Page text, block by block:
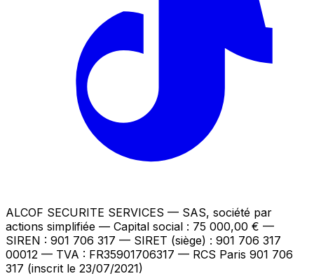
ALCOF SECURITE SERVICES — SAS, société par
actions simplifiée — Capital social : 75 000,00 € —
SIREN : 901 706 317 — SIRET (siège) : 901 706 317
00012 — TVA : FR35901706317 — RCS Paris 901 706
317 (inscrit le 23/07/2021)